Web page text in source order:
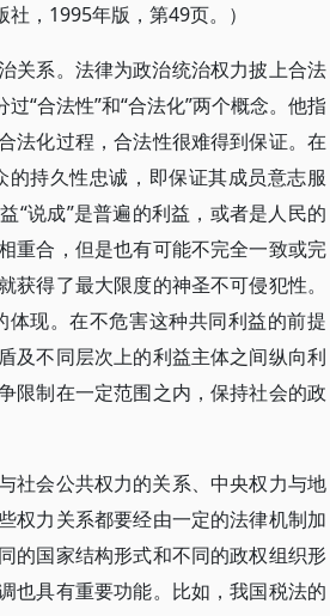
，1995年版，第49页。）
关系。法律为政治统治权力披上合法
“合法性”和“合法化”两个概念。他指
法化过程，合法性很难得到保证。在
持久性忠诚，即保证其成员意志服
“说成”是普遍的利益，或者是人民的
重合，但是也有可能不完全一致或完
得了最大限度的神圣不可侵犯性。
现。在不危害这种共同利益的前提
及不同层次上的利益主体之间纵向利
限制在一定范围之内，保持社会的政
社会公共权力的关系、中央权力与地
权力关系都要经由一定的法律机制加
的国家结构形式和不同的政权组织形
也具有重要功能。比如，我国税法的